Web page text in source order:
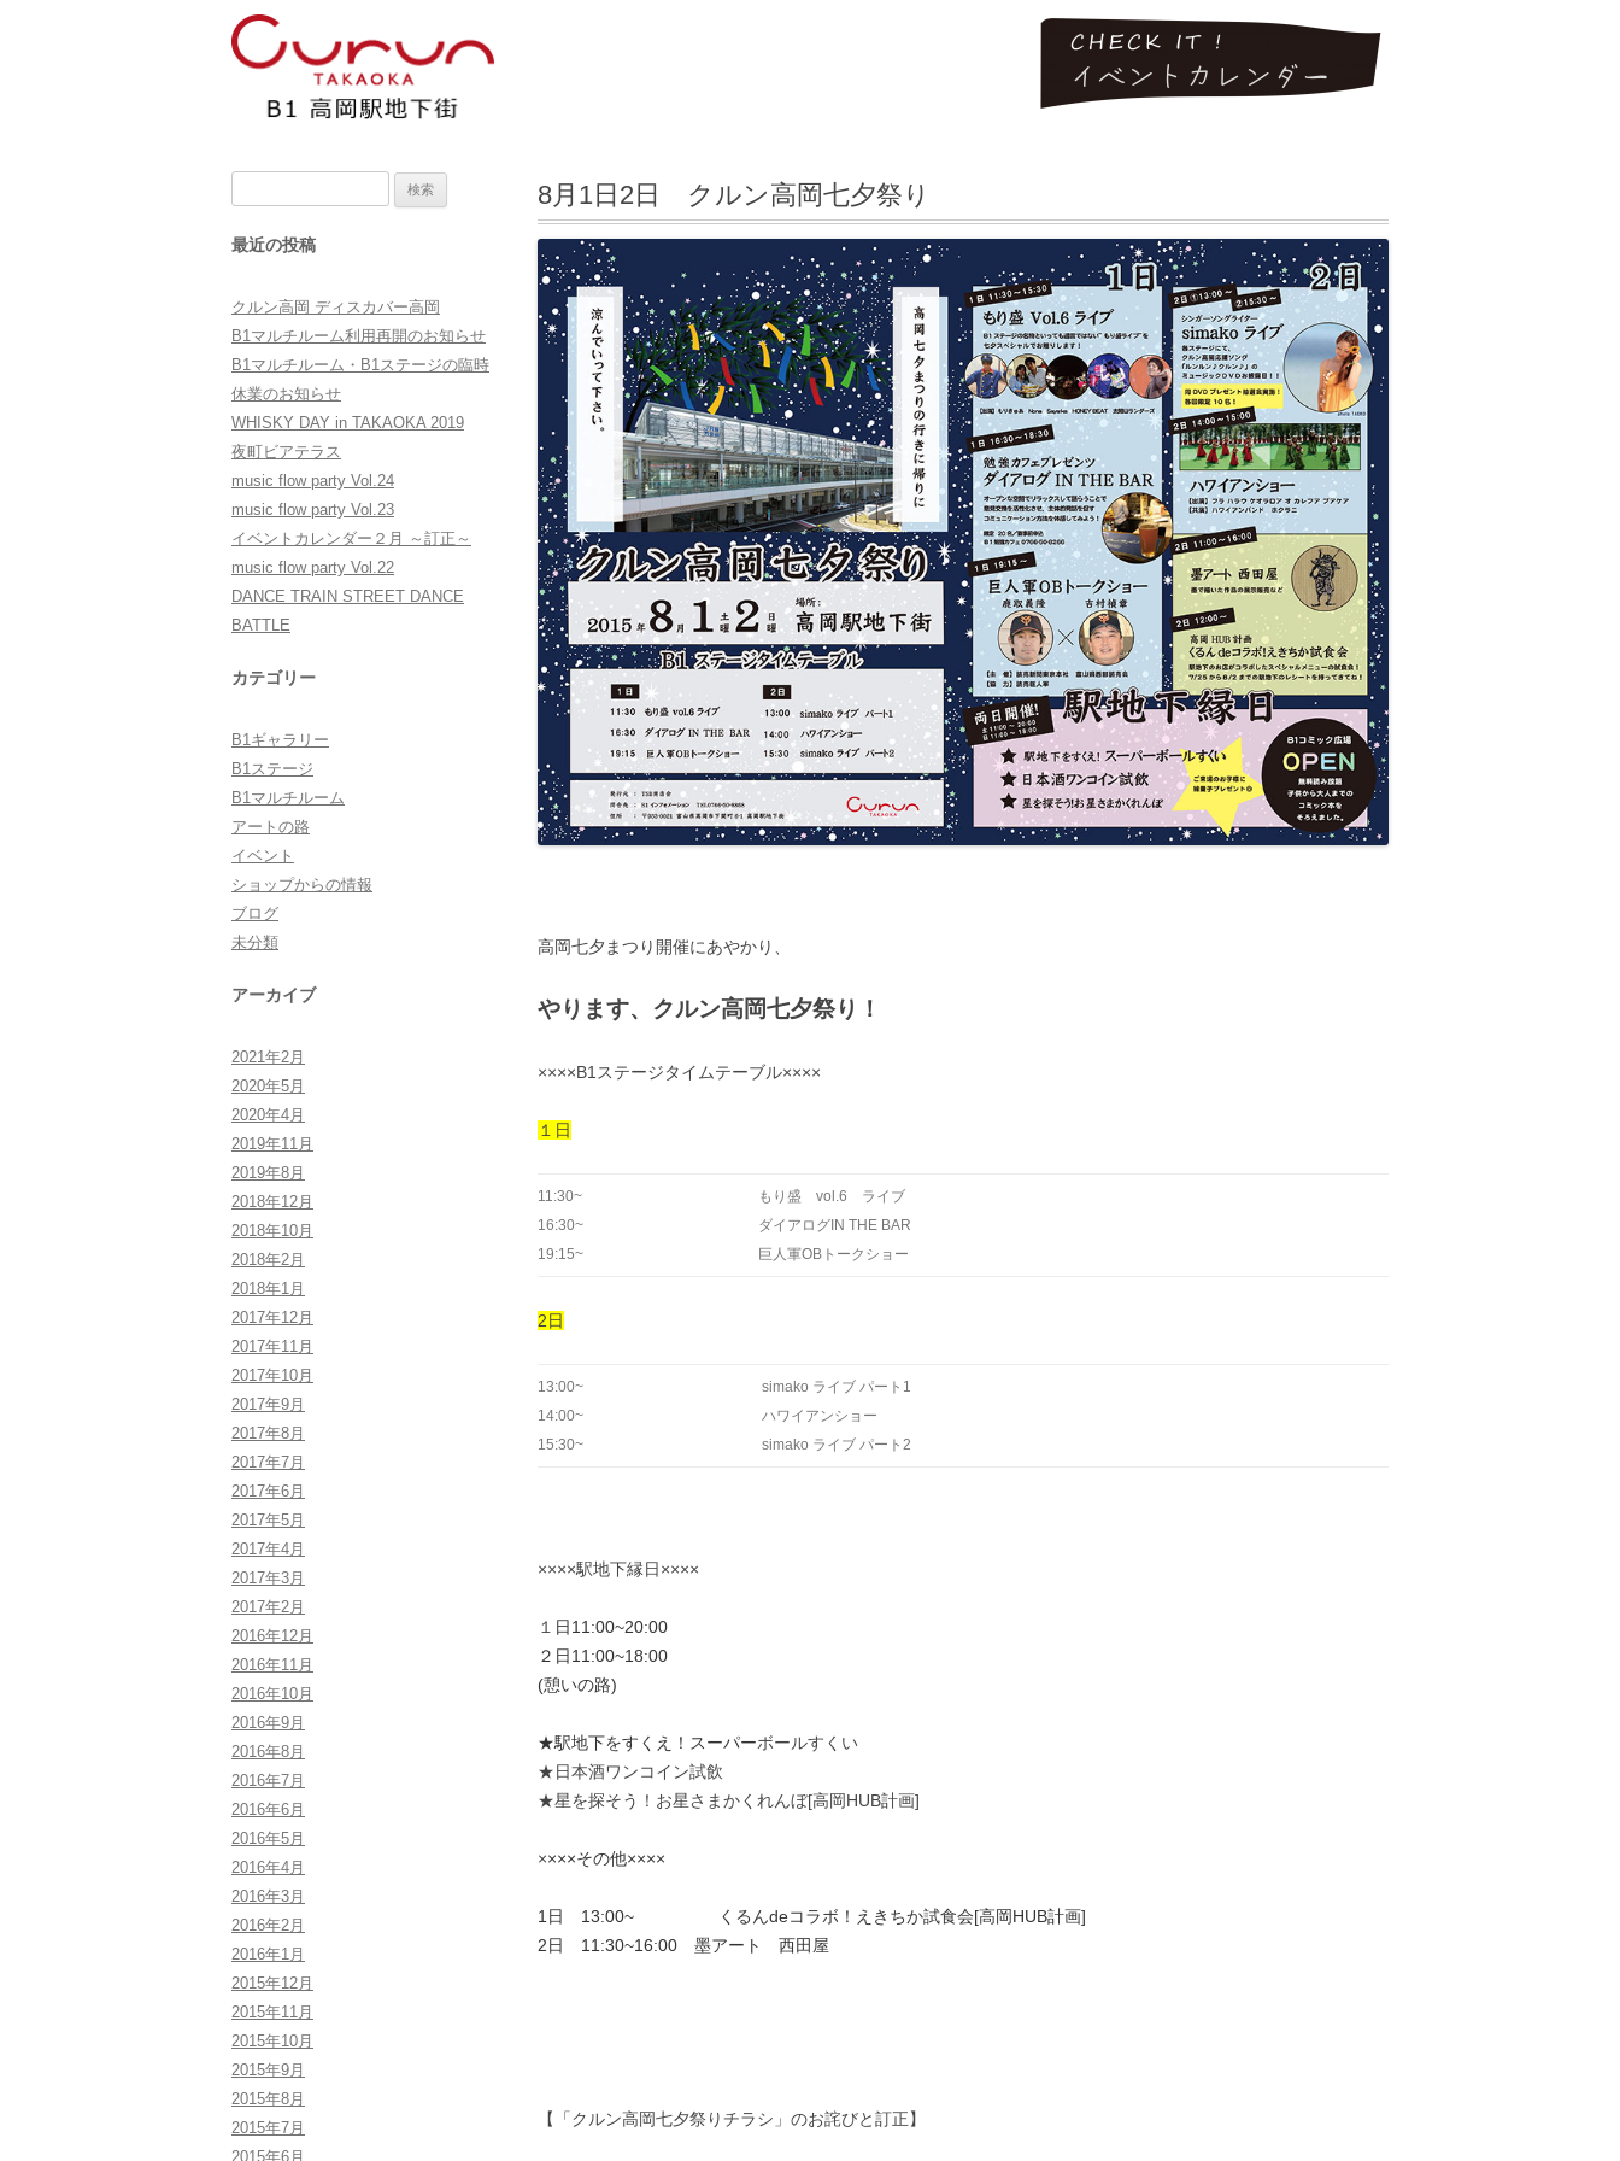
ッ
プ
8月1日2日 クルン高岡七夕祭り
高岡七夕まつり開催にあやかり、
やります、クルン高岡七夕祭り！
××××B1ステージタイムテーブル××××
１日
11:30~
16:30~
19:15~
もり盛 vol.6 ライブ
ダイアログIN THE BAR
巨人軍OBトークショー
2日
13:00~
14:00~
15:30~
simako ライブ パート1
ハワイアンショー
simako ライブ パート2
××××駅地下縁日××××
１ 日11:00~20:00
２日11:00~18:00
(憩いの路)
★駅地下をすくえ！スーパーボールすくい
★日本酒ワンコイン試飲
★星を探そう！お星さまかくれんぼ[高岡HUB計画]
××××その他××××
1日 13:00~ くるんdeコラボ！えきちか試食会[高岡HUB計画]
2日 11:30~16:00 墨アート 西田屋
【「クルン高岡七夕祭りチラシ」のお詫びと訂正】
最近の投稿
クルン高岡 ディスカバー高岡
B1マルチルーム利用再開のお知らせ
B1マルチルーム・B1ステージの臨時
休業のお知らせ
WHISKY DAY in TAKAOKA 2019
夜町ビアテラス
music flow party Vol.24
music flow party Vol.23
イベントカレンダー２月 ～訂正～
music flow party Vol.22
DANCE TRAIN STREET DANCE
BATTLE
カテゴリー
B1ギャラリー
B1ステージ
B1マルチルーム
アートの路
イベント
ショップからの情報
ブログ
未分類
アーカイブ
2021年2月
2020年5月
2020年4月
2019年11月
2019年8月
2018年12月
2018年10月
2018年2月
2018年1月
2017年12月
2017年11月
2017年10月
2017年9月
2017年8月
2017年7月
2017年6月
2017年5月
2017年4月
2017年3月
2017年2月
2016年12月
2016年11月
2016年10月
2016年9月
2016年8月
2016年7月
2016年6月
2016年5月
2016年4月
2016年3月
2016年2月
2016年1月
2015年12月
2015年11月
2015年10月
2015年9月
2015年8月
2015年7月
2015年6月